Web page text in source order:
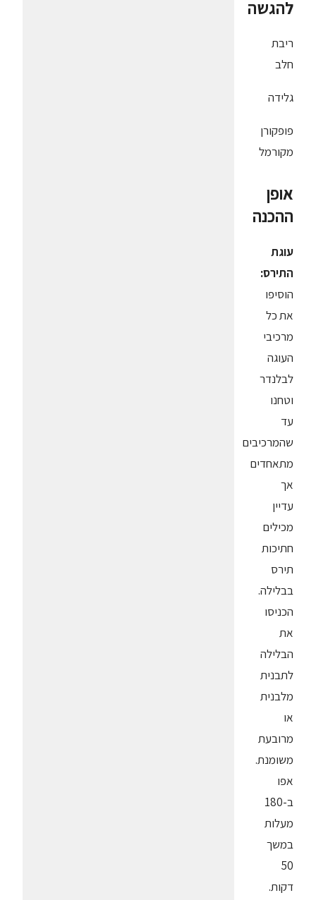
להגשה
ריבת
חלב
גלידה
פופקורן
מקורמל
אופן
ההכנה
עוגת
התירס:
הוסיפו
את כל
מרכיבי
העוגה
לבלנדר
וטחנו
עד
שהמרכיבים
מתאחדים
אך
עדיין
מכילים
חתיכות
תירס
בבלילה.
הכניסו
את
הבלילה
לתבנית
מלבנית
או
מרובעת
משומנת.
אפו
ב-180
מעלות
במשך
50
דקות.